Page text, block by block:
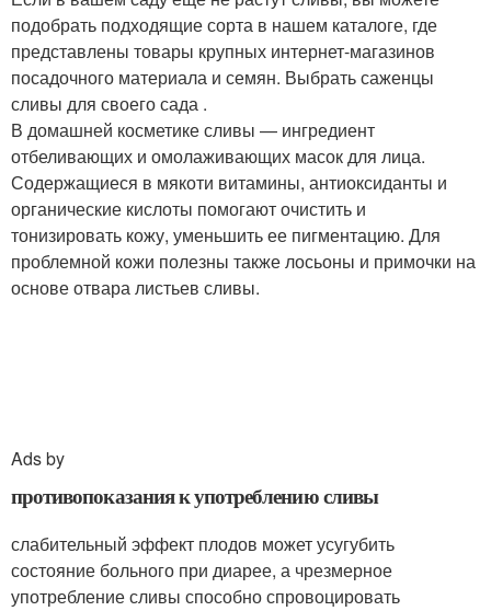
подобрать подходящие сорта в нашем каталоге, где
представлены товары крупных интернет-магазинов
посадочного материала и семян. Выбрать саженцы
сливы для своего сада .
В домашней косметике сливы — ингредиент
отбеливающих и омолаживающих масок для лица.
Содержащиеся в мякоти витамины, антиоксиданты и
органические кислоты помогают очистить и
тонизировать кожу, уменьшить ее пигментацию. Для
проблемной кожи полезны также лосьоны и примочки на
основе отвара листьев сливы.
Ads by
противопоказания к употреблению сливы
слабительный эффект плодов может усугубить
состояние больного при диарее, а чрезмерное
употребление сливы способно спровоцировать